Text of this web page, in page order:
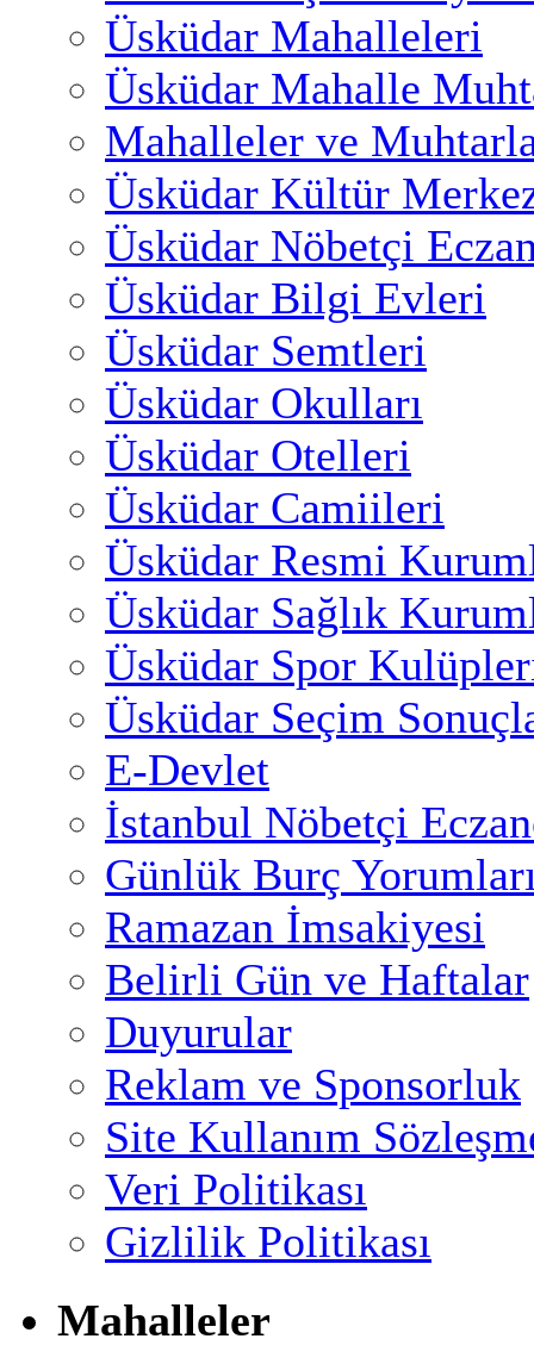
Üsküdar Mahalleleri
Üsküdar Mahalle
Mahalleler ve
Üsküdar Kültür
Üsküdar Nöbetçi
Üsküdar Bilgi Evleri
Üsküdar Semtleri
Üsküdar Okulları
Üsküdar Otelleri
Üsküdar Camiileri
Üsküdar Resmi
Üsküdar Sağlık
Üsküdar Spor
Üsküdar Seçim
E-Devlet
İstanbul Nöbetçi
Günlük Burç
Ramazan İmsakiyesi
Belirli Gün ve Haftalar
Duyurular
Reklam ve Sponsorluk
Site Kullanım
Veri Politikası
Gizlilik Politikası
Mahalleler